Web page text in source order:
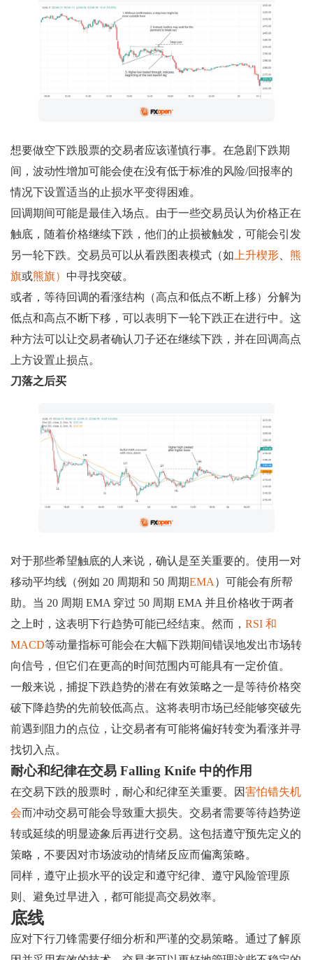
想要做空下跌股票的交易者应该谨慎行事。在急剧下跌期
间，波动性增加可能会使在没有低于标准的风险/回报率的
情况下设置适当的止损水平变得困难。
回调期间可能是最佳入场点。由于一些交易员认为价格正在
触底，随着价格继续下跌，他们的止损被触发，可能会引发
另一轮下跌。交易员可以从看跌图表模式（如 上升楔形
熊
旗或熊旗） 中寻找突破。
或者，等待回调的看涨结构（高点和低点不断上移）分解为
低点和高点不断下移，可以表明下一轮下跌正在进行中。这
种方法可以让交易者确认刀子还在继续下跌，并在回调高点
上方设置止损点。
刀落之后买
对于那些希望触底的人来说，确认是至关重要的。使用一对
移动平均线（例如 20 周期和 50 周期EMA）可能会有所帮
助。当 20 周期 EMA 穿过 50 周期 EMA 并且价格收于两者
之上时，这表明下行趋势可能已经结束。然而， RSI 和
MACD等动量指标可能会在大幅下跌期间错误地发出市场转
向信号，但它们在更高的时间范围内可能具有一定价值。
一般来说，捕捉下跌趋势的潜在有效策略之一是等待价格突
破下降趋势的先前较低高点。这将表明市场已经能够突破先
前遇到阻力的点位，让交易者有可能将偏好转变为看涨并寻
找切入点。
耐心和纪律在交易 Falling Knife 中的作用
在交易下跌的股票时，耐心和纪律至关重要。因害怕错失机
会而冲动交易可能会导致重大损失。交易者需要等待趋势逆
转或延续的明显迹象后再进行交易。这包括遵守预先定义的
策略，不要因对市场波动的情绪反应而偏离策略。
同样，遵守止损水平的设定和遵守纪律、遵守风险管理原
则、避免过早进入，都可能提高交易效率。
底线
应对下行刀锋需要仔细分析和严谨的交易策略。通过了解原